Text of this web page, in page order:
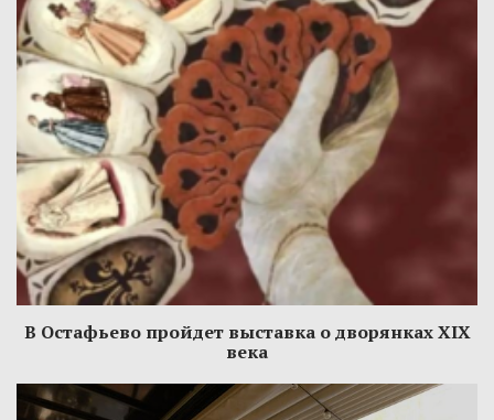
В Остафьево пройдет выставка о дворянках XIX
века